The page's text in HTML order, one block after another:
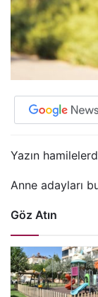
Yazın
Anne adayları
Göz Atın